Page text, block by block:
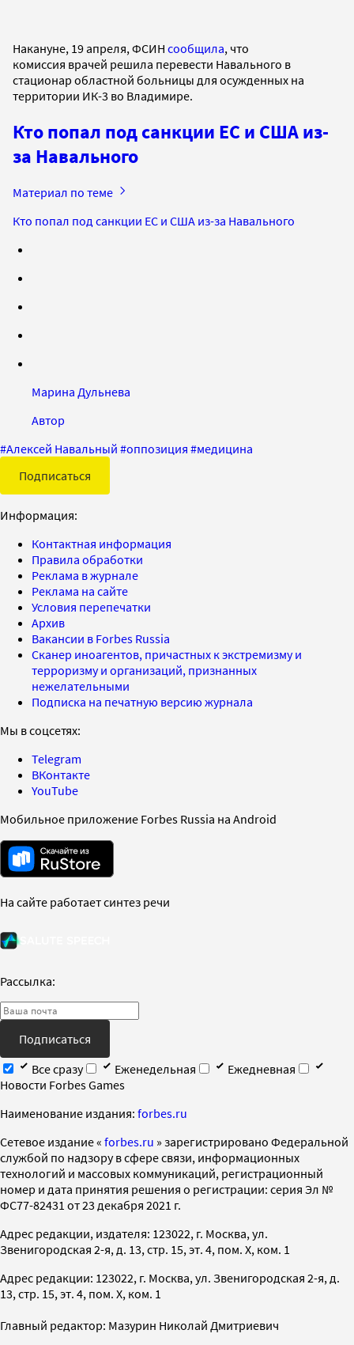
Накануне, 19 апреля, ФСИН сообщила, что
комиссия врачей решила перевести Навального в
стационар областной больницы для осужденных на
территории ИК-3 во Владимире.
Кто попал под санкции ЕС и США из-
за Навального
Материал по теме
Кто попал под санкции ЕС и США из-за Навального
Марина Дульнева
Автор
#Алексей Навальный #оппозиция #медицина
Подписаться
Информация:
Контактная информация
Правила обработки
Реклама в журнале
Реклама на сайте
Условия перепечатки
Архив
Вакансии в Forbes Russia
Сканер иноагентов, причастных к экстремизму и
терроризму и организаций, признанных
нежелательными
Подписка на печатную версию журнала
Мы в соцсетях:
Telegram
ВКонтакте
YouTube
Мобильное приложение Forbes Russia на Android
На сайте работает синтез речи
Рассылка:
Подписаться
Все сразу
Еженедельная
Ежедневная
Новости Forbes Games
Наименование издания: forbes.ru
Cетевое издание « forbes.ru » зарегистрировано Федеральной
службой по надзору в сфере связи, информационных
технологий и массовых коммуникаций, регистрационный
номер и дата принятия решения о регистрации: серия Эл №
ФС77-82431 от 23 декабря 2021 г.
Адрес редакции, издателя: 123022, г. Москва, ул.
Звенигородская 2-я, д. 13, стр. 15, эт. 4, пом. X, ком. 1
Адрес редакции: 123022, г. Москва, ул. Звенигородская 2-я, д.
13, стр. 15, эт. 4, пом. X, ком. 1
Главный редактор: Мазурин Николай Дмитриевич